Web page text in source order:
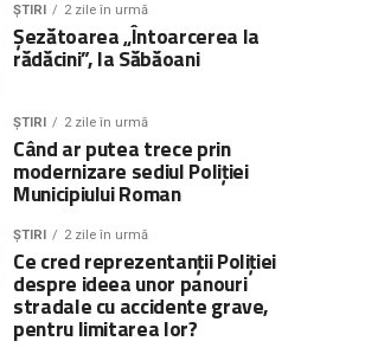
ȘTIRI 2 zile în urmă
Șezătoarea „Întoarcerea la
rădăcini”, la Săbăoani
ȘTIRI 2 zile în urmă
Când ar putea trece prin
modernizare sediul Poliției
Municipiului Roman
ȘTIRI 2 zile în urmă
Ce cred reprezentanții Poliției
despre ideea unor panouri
stradale cu accidente grave,
pentru limitarea lor?